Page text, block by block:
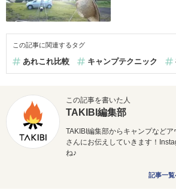
この記事に関連するタグ
あれこれ比較 キャンプテクニック
この記事を書いた人
TAKIBI編集部
TAKIBI編集部からキャンプなど
さんにお伝えしていきます！
ね♪
記事一覧